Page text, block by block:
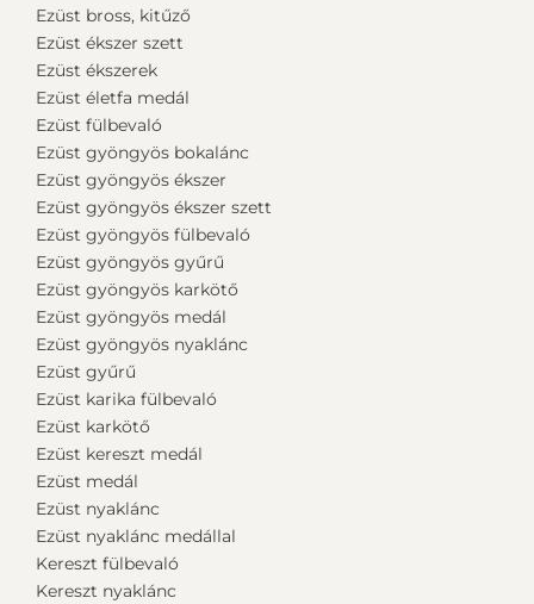
Ezüst bross, kitűző
Ezüst ékszer szett
Ezüst ékszerek
Ezüst életfa medál
Ezüst fülbevaló
Ezüst gyöngyös bokalánc
Ezüst gyöngyös ékszer
Ezüst gyöngyös ékszer szett
Ezüst gyöngyös fülbevaló
Ezüst gyöngyös gyűrű
Ezüst gyöngyös karkötő
Ezüst gyöngyös medál
Ezüst gyöngyös nyaklánc
Ezüst gyűrű
Ezüst karika fülbevaló
Ezüst karkötő
Ezüst kereszt medál
Ezüst medál
Ezüst nyaklánc
Ezüst nyaklánc medállal
Kereszt fülbevaló
Kereszt nyaklánc